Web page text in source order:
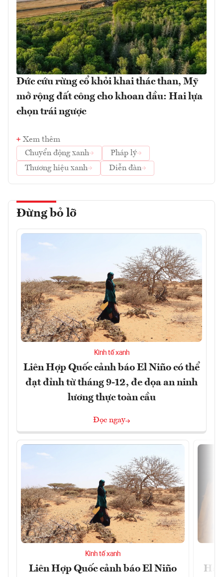
Đức cứu rừng cổ khỏi khai thác than, Mỹ
mở rộng đất công cho khoan dầu: Hai lựa
chọn trái ngược
Xem thêm
Chuyển động xanh
Pháp lý
Thương hiệu xanh
Diễn đàn
Đừng bỏ lỡ
Kinh tế xanh
Liên Hợp Quốc cảnh báo El Niño có thể
đạt đỉnh từ tháng 9-12, đe dọa an ninh
lương thực toàn cầu
Đọc ngay
Kinh tế xanh
Liên Hợp Quốc cảnh báo El Niño